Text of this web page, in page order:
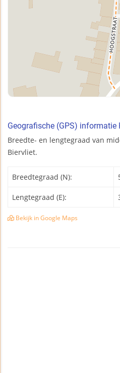
Geografische (GPS) informatie
Breedte- en lengtegraad van
Biervliet.
Breedtegraad (N):
Lengtegraad (E):
Bekijk in Google Maps